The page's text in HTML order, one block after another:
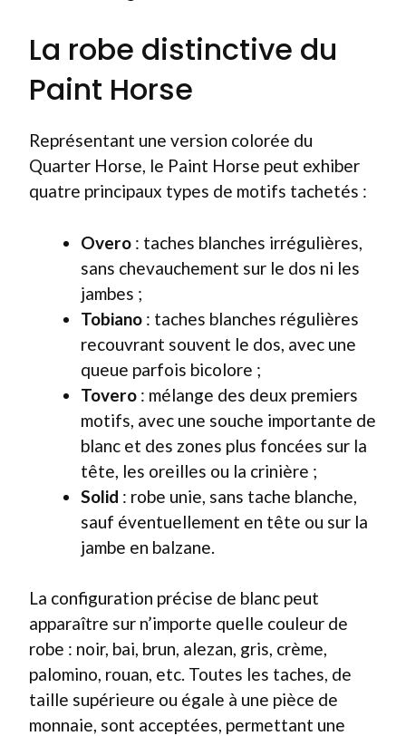
La robe distinctive du
Paint Horse
Représentant une version colorée du
Quarter Horse, le Paint Horse peut exhiber
quatre principaux types de motifs tachetés :
Overo : taches blanches irrégulières,
sans chevauchement sur le dos ni les
jambes ;
Tobiano : taches blanches régulières
recouvrant souvent le dos, avec une
queue parfois bicolore ;
Tovero : mélange des deux premiers
motifs, avec une souche importante de
blanc et des zones plus foncées sur la
tête, les oreilles ou la crinière ;
Solid : robe unie, sans tache blanche,
sauf éventuellement en tête ou sur la
jambe en balzane.
La configuration précise de blanc peut
apparaître sur n’importe quelle couleur de
robe : noir, bai, brun, alezan, gris, crème,
palomino, rouan, etc. Toutes les taches, de
taille supérieure ou égale à une pièce de
monnaie, sont acceptées, permettant une